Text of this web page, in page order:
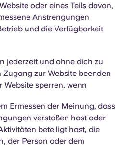
oder eines Teils davon,
Anstrengungen
und die Verfügbarkeit
jederzeit und ohne dich zu
zur Website beenden
sperren, wenn
Ermessen der Meinung, dass
verstoßen hast oder
beteiligt hast, die
der Person oder dem